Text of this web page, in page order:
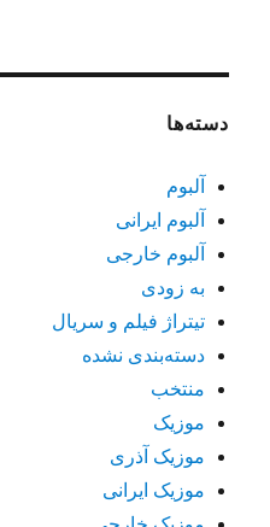
دسته‌ها
آلبوم
آلبوم ایرانی
آلبوم خارجی
به زودی
تیتراژ فیلم و سریال
دسته‌بندی نشده
منتخب
موزیک
موزیک آذری
موزیک ایرانی